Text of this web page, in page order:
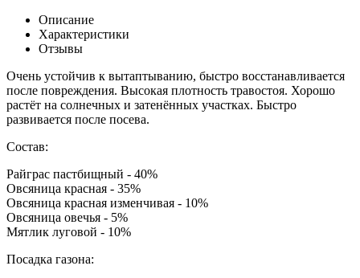
Описание
Характеристики
Отзывы
Очень устойчив к вытаптыванию, быстро восстанавливается
после повреждения. Высокая плотность травостоя. Хорошо
растёт на солнечных и затенённых участках. Быстро
развивается после посева.
Состав:
Райграс пастбищный - 40%
Овсяница красная - 35%
Овсяница красная изменчивая - 10%
Овсяница овечья - 5%
Мятлик луговой - 10%
Посадка газона: